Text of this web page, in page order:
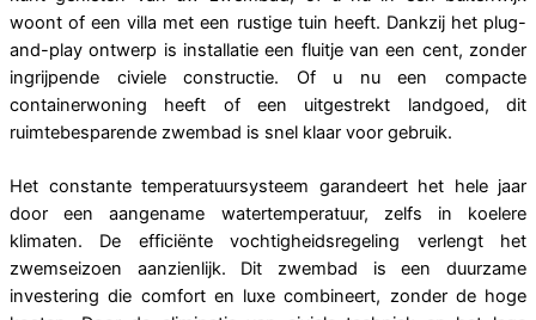
woont of een villa met een rustige tuin heeft. Dankzij het plug-
and-play ontwerp is installatie een fluitje van een cent, zonder
ingrijpende civiele constructie. Of u nu een compacte
containerwoning heeft of een uitgestrekt landgoed, dit
ruimtebesparende zwembad is snel klaar voor gebruik.
Het constante temperatuursysteem garandeert het hele jaar
door een aangename watertemperatuur, zelfs in koelere
klimaten. De efficiënte vochtigheidsregeling verlengt het
zwemseizoen aanzienlijk. Dit zwembad is een duurzame
investering die comfort en luxe combineert, zonder de hoge